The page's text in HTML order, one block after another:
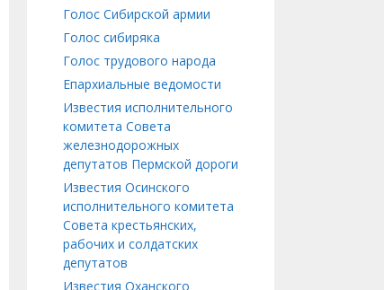
Голос Сибирской армии
Голос сибиряка
Голос трудового народа
Епархиальные ведомости
Известия исполнительного
комитета Совета
железнодорожных
депутатов Пермской дороги
Известия Осинского
исполнительного комитета
Совета крестьянских,
рабочих и солдатских
депутатов
Известия Оханского